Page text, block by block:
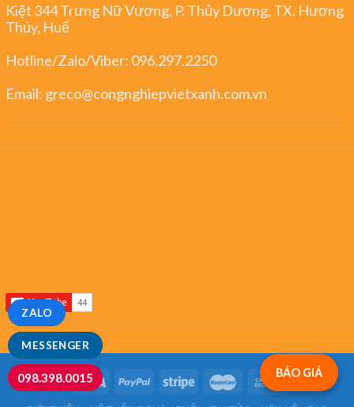
MESSENGER
ZALO
098.398.0015
Kiệt 344 Trưng Nữ Vương, P. Thủy Dương, TX. Hương
Thủy, Huế
Hotline/Zalo/Viber: 096.297.2250
Email: greco@congnghiepvietxanh.com.vn
BÁO GIÁ